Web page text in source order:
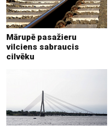
Mārupē pasažieru
vilciens sabraucis
cilvēku